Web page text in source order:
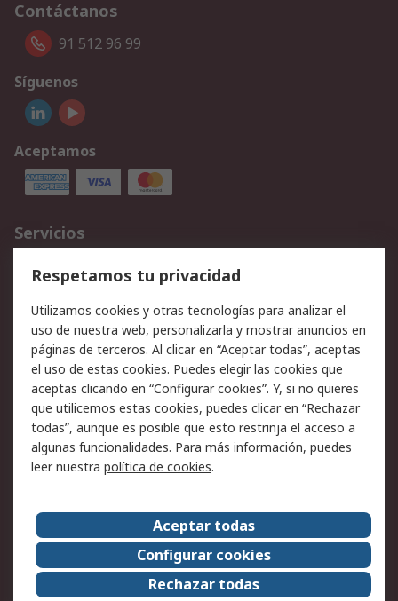
Contáctanos
91 512 96 99
Síguenos
Aceptamos
Servicios
Cómo realizar pedidos
Devoluciones
Facturación y pago
Ofertas
Soporte técnico
Legal
Aviso legal
Política de privacidad -
Actualizada
Política sobre cookies
Seguridad de emails
Certificaciones de
Condiciones de venta
Acerca de RS
Acerca de RS
RS Group
RS en el mundo
Sala de prensa
Respetamos tu privacidad
Utilizamos cookies y otras tecnologías para analizar el
uso de nuestra web, personalizarla y mostrar anuncios en
páginas de terceros. Al clicar en “Aceptar todas”, aceptas
el uso de estas cookies. Puedes elegir las cookies que
aceptas clicando en “Configurar cookies”. Y, si no quieres
que utilicemos estas cookies, puedes clicar en “Rechazar
todas”, aunque es posible que esto restrinja el acceso a
algunas funcionalidades. Para más información, puedes
leer nuestra política de cookies.
Aceptar todas
Configurar cookies
Rechazar todas